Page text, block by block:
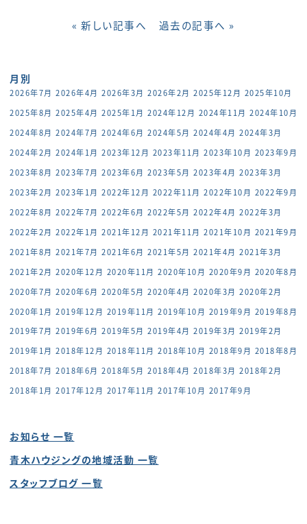
« 新しい記事へ 過去の記事へ »
月別
2026年7月 2026年4月 2026年3月 2026年2月 2025年12月 2025年10月
2025年8月 2025年4月 2025年1月 2024年12月 2024年11月 2024年10月
2024年8月 2024年7月 2024年6月 2024年5月 2024年4月 2024年3月
2024年2月 2024年1月 2023年12月 2023年11月 2023年10月 2023年9月
2023年8月 2023年7月 2023年6月 2023年5月 2023年4月 2023年3月
2023年2月 2023年1月 2022年12月 2022年11月 2022年10月 2022年9月
2022年8月 2022年7月 2022年6月 2022年5月 2022年4月 2022年3月
2022年2月 2022年1月 2021年12月 2021年11月 2021年10月 2021年9月
2021年8月 2021年7月 2021年6月 2021年5月 2021年4月 2021年3月
2021年2月 2020年12月 2020年11月 2020年10月 2020年9月 2020年8月
2020年7月 2020年6月 2020年5月 2020年4月 2020年3月 2020年2月
2020年1月 2019年12月 2019年11月 2019年10月 2019年9月 2019年8月
2019年7月 2019年6月 2019年5月 2019年4月 2019年3月 2019年2月
2019年1月 2018年12月 2018年11月 2018年10月 2018年9月 2018年8月
2018年7月 2018年6月 2018年5月 2018年4月 2018年3月 2018年2月
2018年1月 2017年12月 2017年11月 2017年10月 2017年9月
お知らせ 一覧
青木ハウジングの地域活動 一覧
スタッフブログ 一覧